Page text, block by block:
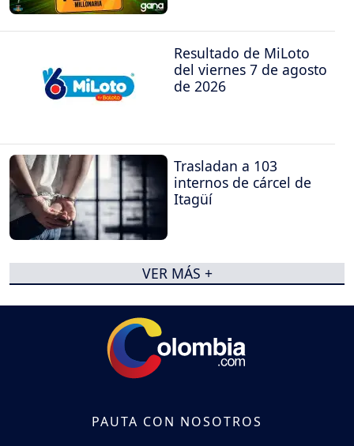
Resultado de MiLoto
del viernes 7 de agosto
de 2026
Trasladan a 103
internos de cárcel de
Itagüí
VER MÁS +
PAUTA CON NOSOTROS